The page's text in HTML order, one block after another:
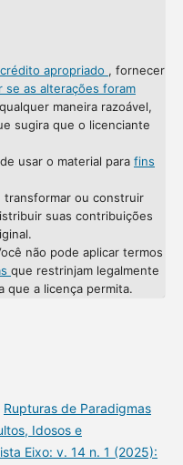
apropriado , fornecer
se as alterações foram
maneira razoável,
sugira que o licenciante
usar o material para fins
transformar ou construir
suas contribuições
não pode aplicar termos
que restrinjam legalmente
que a licença permita.
Rupturas de Paradigmas
Idosos e
Eixo: v. 14 n. 1 (2025):